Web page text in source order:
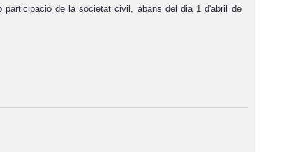
de la societat civil, abans del dia 1 d'abril de